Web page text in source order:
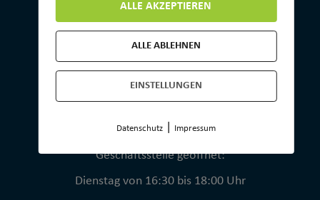
KONTAKT
65232 Taunusstein
Geschäftsstelle geöffnet:
Dienstag von 16:30 bis 18:00 Uhr
ALLE AKZEPTIEREN
ALLE ABLEHNEN
EINSTELLUNGEN
Datenschutz| Impressum